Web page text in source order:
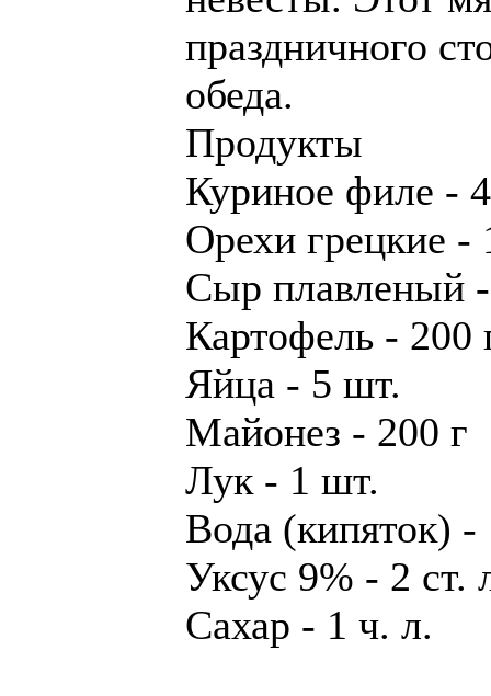
праздничного
обеда.
Продукты
Куриное филе -
Орехи грецкие -
Сыр плавленый
Картофель - 200
Яйца - 5 шт.
Майонез - 200 г
Лук - 1 шт.
Вода (кипяток)
Уксус 9% - 2 ст.
Сахар - 1 ч. л.